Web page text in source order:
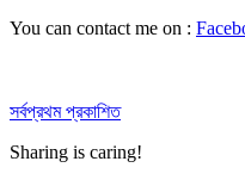
You can contact me on :
সর্বপ্রথম প্রকাশিত
Sharing is caring!